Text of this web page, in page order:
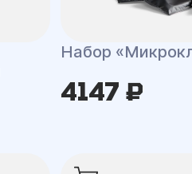
Набор
4147 ₽